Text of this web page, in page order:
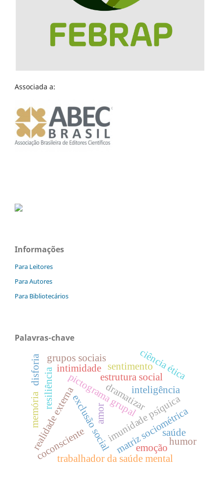
Associada a:
Informações
Para Leitores
Para Autores
Para Bibliotecários
Palavras-chave
exclusão socialimunidade psíquica
pictograma grupal
dramatizar
matriz sociométrica
realidade externa
estrutura social
amor
intimidade
resiliência
saúde
trabalhador da saúde mental
coconsciente
ciência ética
grupos sociais
memória
emoção
inteligência
disforia sentimento
humor